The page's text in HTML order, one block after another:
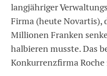
langjähriger
Firma (heute Novartis),
Millionen Franken
halbieren musste. Das
Konkurrenzfirma